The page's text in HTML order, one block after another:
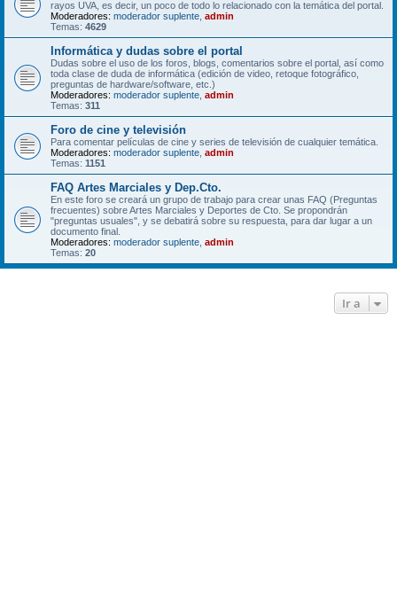
rayos UVA, es decir, un poco de todo lo relacionado con la temática del portal.
Moderadores: moderador suplente admin
Temas: 4629
Informática y dudas sobre el portal
Dudas sobre el uso de los foros, blogs, comentarios sobre el portal, así como
toda clase de duda de informática (edición de video, retoque fotográfico,
preguntas de hardware/software, etc.)
Moderadores: moderador suplente admin
Temas: 311
Foro de cine y televisión
Para comentar películas de cine y series de televisión de cualquier temática.
Moderadores: moderador suplente admin
Temas: 1151
FAQ Artes Marciales y Dep.Cto.
En este foro se creará un grupo de trabajo para crear unas FAQ (Preguntas
frecuentes) sobre Artes Marciales y Deportes de Cto. Se propondrán
"preguntas usuales", y se debatirá sobre su respuesta, para dar lugar a un
documento final.
Moderadores: moderador suplente admin
Temas: 20
Ir a